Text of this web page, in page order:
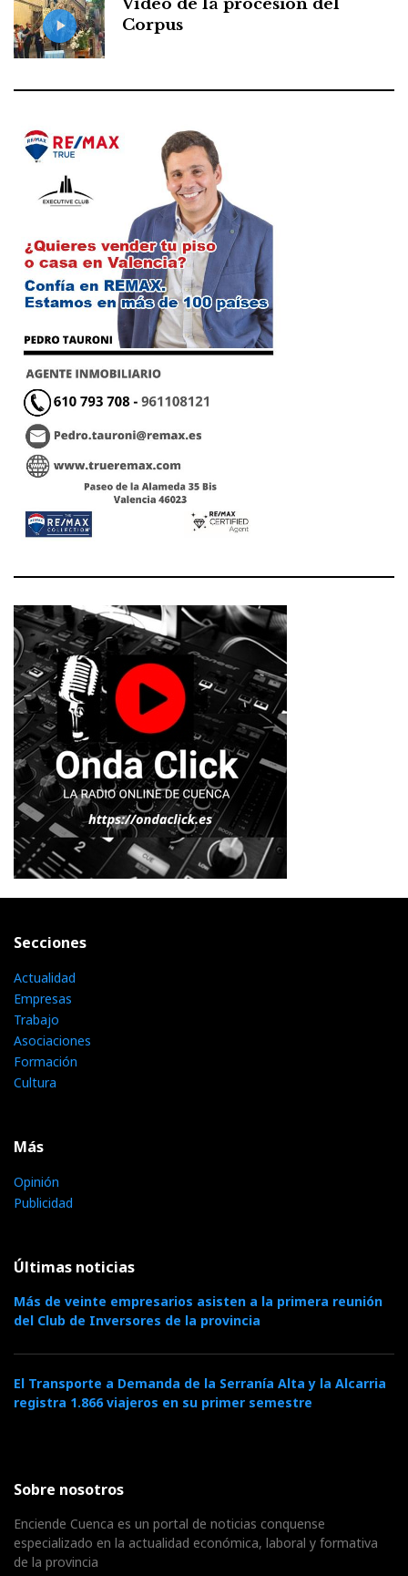
Vídeo de la procesión del
Corpus
Secciones
Actualidad
Empresas
Trabajo
Asociaciones
Formación
Cultura
Más
Opinión
Publicidad
Últimas noticias
Más de veinte empresarios asisten a la primera reunión
del Club de Inversores de la provincia
El Transporte a Demanda de la Serranía Alta y la Alcarria
registra 1.866 viajeros en su primer semestre
Sobre nosotros
Enciende Cuenca es un portal de noticias conquense
especializado en la actualidad económica, laboral y formativa
de la provincia